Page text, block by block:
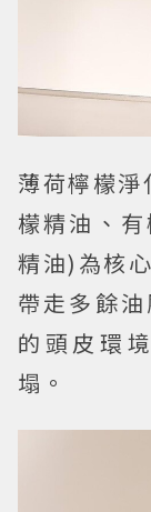
薄荷檸檬
檬精油、
精油)為核
帶走多餘
的頭皮環
塌。